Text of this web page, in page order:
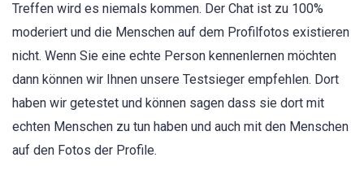
Treffen wird es niemals kommen. Der Chat ist zu 100%
moderiert und die Menschen auf dem Profilfotos existieren
nicht. Wenn Sie eine echte Person kennenlernen möchten
dann können wir Ihnen unsere Testsieger empfehlen. Dort
haben wir getestet und können sagen dass sie dort mit
echten Menschen zu tun haben und auch mit den Menschen
auf den Fotos der Profile.